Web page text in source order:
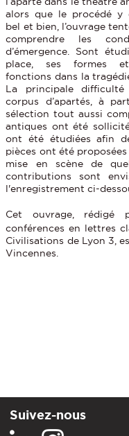
alors que le procédé y
bel et bien, l’ouvrage
comprendre les
d’émergence. Sont
place, ses formes
fonctions dans la
La principale
corpus d’apartés, à
sélection tout aussi
antiques ont été
ont été étudiées afin
pièces ont été
mise en scène de
contributions sont
l'enregistrement ci-
Cet ouvrage, rédigé
conférences en lettres
Civilisations de Lyon 3,
Vincennes.
Suivez-nous